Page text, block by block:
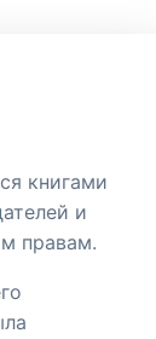
книгами
и
правам.